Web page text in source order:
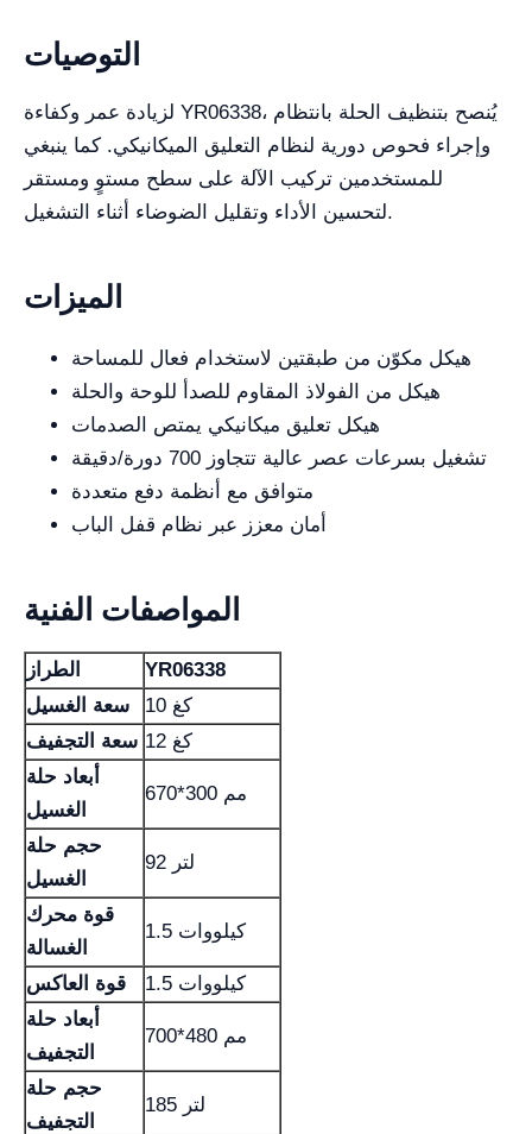
التوصيات
لزيادة عمر وكفاءة YR06338، يُنصح بتنظيف الحلة بانتظام
وإجراء فحوص دورية لنظام التعليق الميكانيكي. كما ينبغي
للمستخدمين تركيب الآلة على سطح مستوٍ ومستقر
لتحسين الأداء وتقليل الضوضاء أثناء التشغيل.
الميزات
هيكل مكوّن من طبقتين لاستخدام فعال للمساحة
هيكل من الفولاذ المقاوم للصدأ للوحة والحلة
هيكل تعليق ميكانيكي يمتص الصدمات
تشغيل بسرعات عصر عالية تتجاوز 700 دورة/دقيقة
متوافق مع أنظمة دفع متعددة
أمان معزز عبر نظام قفل الباب
المواصفات الفنية
الطراز
YR06338
سعة الغسيل
10 كغ
سعة التجفيف
12 كغ
أبعاد حلة
الغسيل
670*300 مم
حجم حلة
الغسيل
92 لتر
قوة محرك
الغسالة
1.5 كيلووات
قوة العاكس
1.5 كيلووات
أبعاد حلة
التجفيف
700*480 مم
حجم حلة
التجفيف
185 لتر